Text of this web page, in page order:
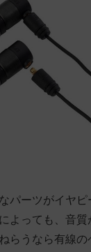
パーツがイヤ
よっても、音質
らうなら有線